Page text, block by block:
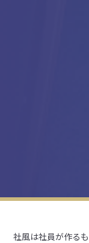
社風は社員が作る